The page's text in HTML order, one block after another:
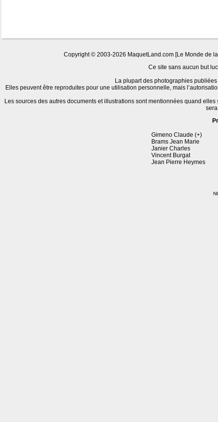
Copyright © 2003-2026 MaquetLand.com [Le Monde de
Ce site sans aucun but
La plupart des photographies
Elles peuvent être reproduites pour une utilisation personnelle, mais
Les sources des autres documents et illustrations sont mentionnées quand
Gimeno Claude (+)
Brams Jean Marie
Janier Charles
Vincent Burgat
Jean Pierre Heymes